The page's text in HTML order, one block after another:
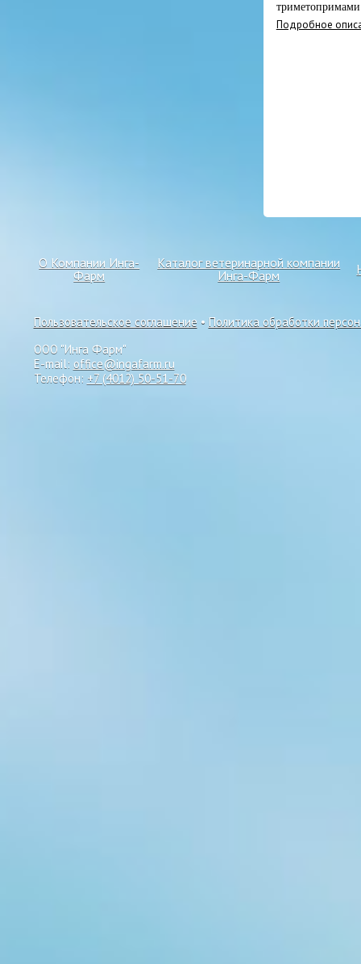
Подробное
О Компании Инга-
Фарм
Каталог ветеринарной компании
Инга-Фарм
Пользовательское соглашение • Политика обработки
ООО "Инга Фарм"
E-mail: office@ingafarm.ru
Телефон: +7 (4012) 50-51-70